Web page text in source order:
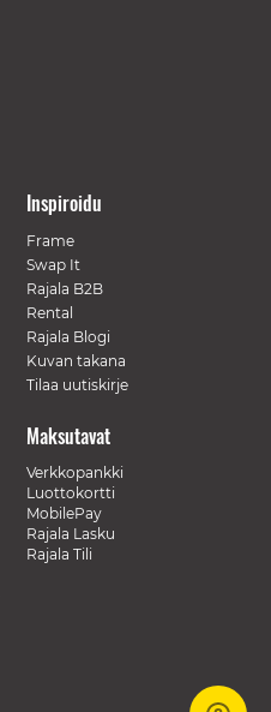
Inspiroidu
Frame
Swap It
Rajala B2B
Rental
Rajala Blogi
Kuvan takana
Tilaa uutiskirje
Maksutavat
Verkkopankki
Luottokortti
MobilePay
Rajala Lasku
Rajala Tili